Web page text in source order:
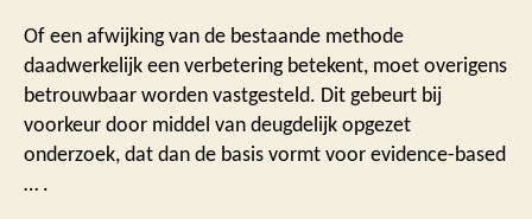
Of een afwijking van de bestaande methode
daadwerkelijk een verbetering betekent, moet overigens
betrouwbaar worden vastgesteld. Dit gebeurt bij
voorkeur door middel van deugdelijk opgezet
onderzoek, dat dan de basis vormt voor evidence-based
… .